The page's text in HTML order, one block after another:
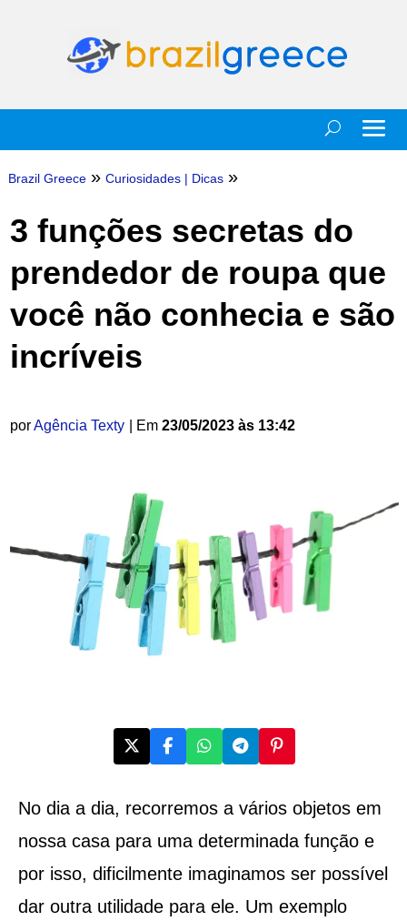
Brazil Greece » Curiosidades| Dicas »
3 funções secretas do
prendedor de roupa que
você não conhecia e são
incríveis
porAgência Texty | Em 23/05/2023 às 13:42
No dia a dia, recorremos a vários objetos em
nossa casa para uma determinada função e
por isso, dificilmente imaginamos ser possível
dar outra utilidade para ele. Um exemplo